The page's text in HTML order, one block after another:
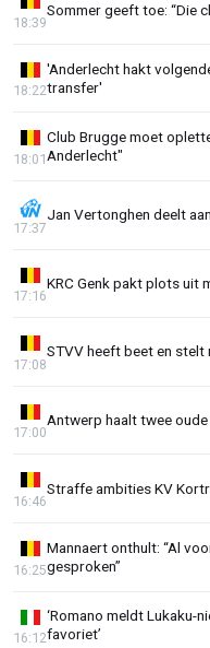
Sommer geeft toe: “Die
18:39
'Anderlecht hakt
transfer'
18:22
Club Brugge moet
Anderlecht"
18:01
Jan Vertonghen deelt
17:37
KRC Genk pakt plots uit
17:16
STVV heeft beet en
17:08
Antwerp haalt twee
17:00
Straffe ambities KV
16:46
Mannaert onthult: “Al
gesproken”
16:25
‘Romano meldt Lukaku-
favoriet’
16:12